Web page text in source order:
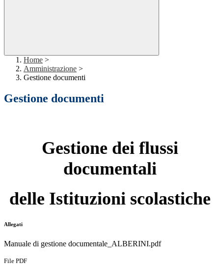
Home >
Amministrazione >
Gestione documenti
Gestione documenti
Gestione dei flussi
documentali
delle Istituzioni scolastiche
Allegati
Manuale di gestione documentale_ALBERINI.pdf
File PDF